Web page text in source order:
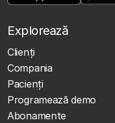
Explorează
Clienţi
Compania
Pacienți
Programează demo
Abonamente